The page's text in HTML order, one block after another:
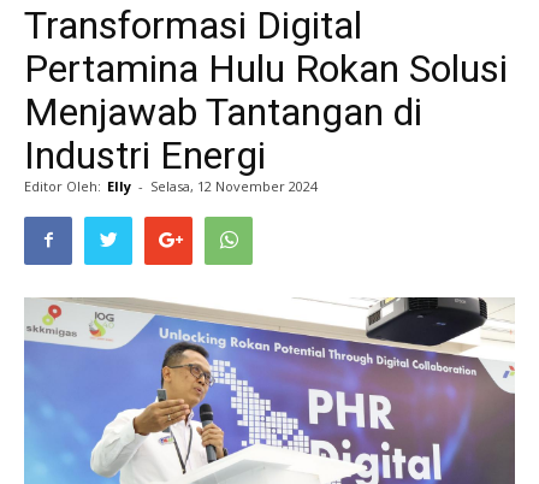
Obsession
Career
Transformasi Digital
Pertamina Hulu Rokan Solusi
Menjawab Tantangan di
Industri Energi
Editor Oleh: Elly - Selasa, 12 November 2024